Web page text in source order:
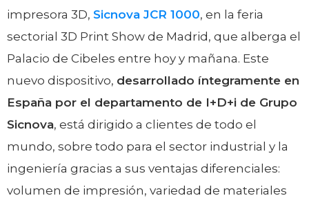
impresora 3D, Sicnova JCR 1000, en la feria
sectorial 3D Print Show de Madrid, que alberga el
Palacio de Cibeles entre hoy y mañana. Este
nuevo dispositivo, desarrollado íntegramente en
España por el departamento de I+D+i de Grupo
Sicnova, está dirigido a clientes de todo el
mundo, sobre todo para el sector industrial y la
ingeniería gracias a sus ventajas diferenciales:
volumen de impresión, variedad de materiales